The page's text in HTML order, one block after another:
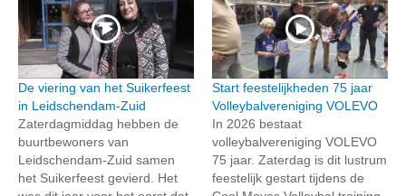
De viering van het Suikerfeest
in Leidschendam-Zuid
Zaterdagmiddag hebben de
buurtbewoners van
Leidschendam-Zuid samen
het Suikerfeest gevierd. Het
Start feestelijkheden 75 jaar
Volleybalvereniging VOLEVO
In 2026 bestaat
volleybalvereniging VOLEVO
75 jaar. Zaterdag is dit lustrum
feestelijk gestart tijdens de